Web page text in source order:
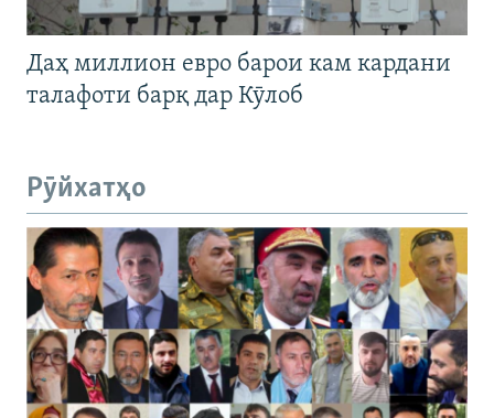
Даҳ миллион евро барои кам кардани
талафоти барқ дар Кӯлоб
Рӯйхатҳо